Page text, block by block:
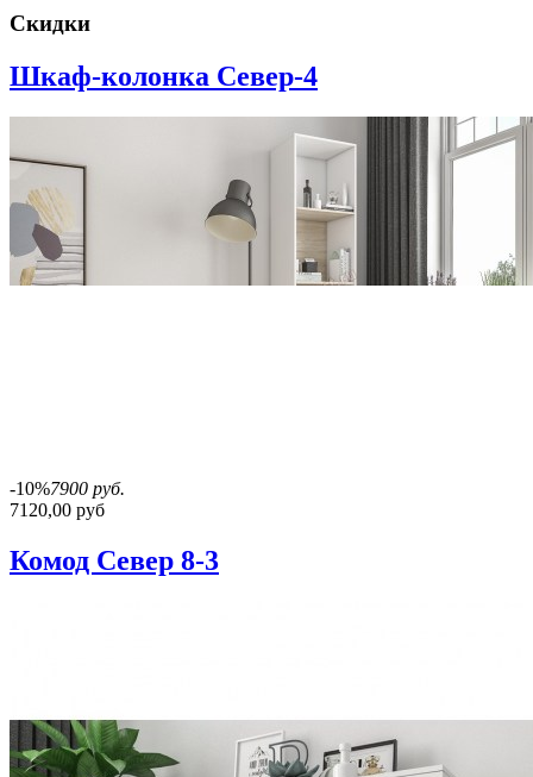
Скидки
Шкаф-колонка Север-4
-10%7900 руб.
7120,00 руб
Комод Север 8-3